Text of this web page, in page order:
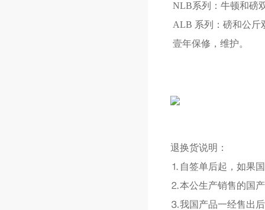
NLB系列：
ALB 系列：磅和公斤
壹年保修，维护。
退换货说明：
⒈自签单后起，如果
⒉本公生产销售的国
⒊我国产品一经售出